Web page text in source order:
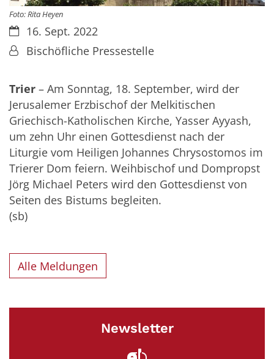
Foto: Rita Heyen
Datum:16. Sept. 2022
Von:Bischöfliche Pressestelle
Trier – Am Sonntag, 18. September, wird der
Jerusalemer Erzbischof der Melkitischen
Griechisch-Katholischen Kirche, Yasser Ayyash,
um zehn Uhr einen Gottesdienst nach der
Liturgie vom Heiligen Johannes Chrysostomos im
Trierer Dom feiern. Weihbischof und Dompropst
Jörg Michael Peters wird den Gottesdienst von
Seiten des Bistums begleiten.
(sb)
Alle Meldungen
Newsletter